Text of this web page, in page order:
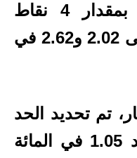
يناير الماضي انخفاضاً بمقدار 4 نقاط
أساس وزيادة 9 نقاط إلى 2.02 و2.62 في
تم تحديد الحد
الأدنى لمعدل العائد عند 1.05 في المائة